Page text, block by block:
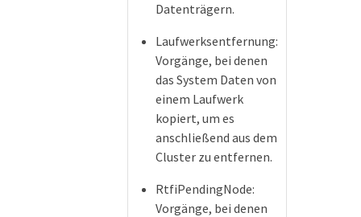
Datenträgern.
Laufwerksentfernung:
Vorgänge, bei denen
das System Daten von
einem Laufwerk
kopiert, um es
anschließend aus dem
Cluster zu entfernen.
RtfiPendingNode:
Vorgänge, bei denen